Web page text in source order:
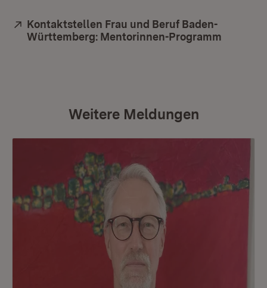
Extern:
Kontaktstellen Frau und Beruf Baden-
Württemberg: Mentorinnen-Programm
Weitere Meldungen